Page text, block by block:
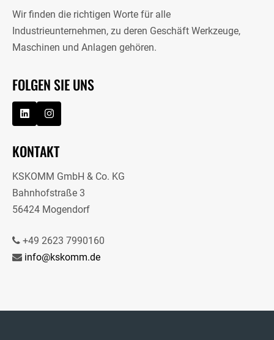
Wir finden die richtigen Worte für alle
Industrieunternehmen, zu deren Geschäft Werkzeuge,
Maschinen und Anlagen gehören.
FOLGEN SIE UNS
KONTAKT
KSKOMM GmbH & Co. KG
Bahnhofstraße 3
56424 Mogendorf
+49 2623 7990160
info@kskomm.de